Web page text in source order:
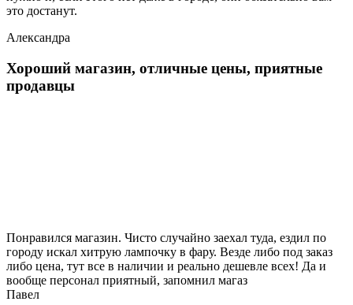
это достанут.
Александра
Хороший магазин, отличные цены, приятные
продавцы
Понравился магазин. Чисто случайно заехал туда, ездил по
городу искал хитрую лампочку в фару. Везде либо под заказ
либо цена, тут все в наличии и реально дешевле всех! Да и
вообще персонал приятный, запомнил магаз
Павел